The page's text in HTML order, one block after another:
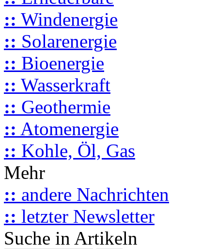
:: Windenergie
:: Solarenergie
:: Bioenergie
:: Wasserkraft
:: Geothermie
:: Atomenergie
:: Kohle, Öl, Gas
Mehr
:: andere Nachrichten
:: letzter Newsletter
Suche in Artikeln